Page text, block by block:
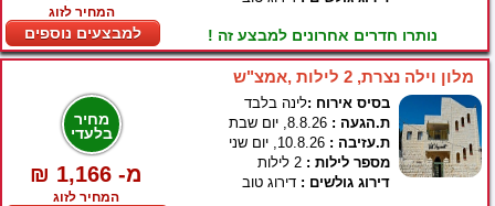
המחיר לזוג
למבצעים נוספים נותרו חדרים אחרונים למבצע זה !
מלון וילה נצרת, 2 לילות ,אמצ"ש
מחיר
בלעדי
₪ 1,166 -מ
המחיר לזוג
בסיס אירוח :לינה בלבד
ת.הגעה :
ת.עזיבה :
מספר לילות :
דירוג גולשים : דירוג טוב